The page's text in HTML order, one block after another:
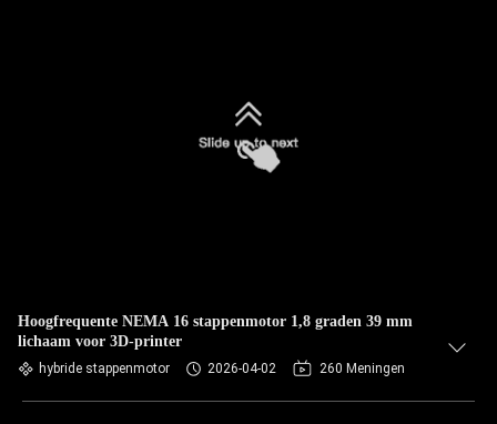
Hoogfrequente NEMA 16 stappenmotor 1,8 graden 39 mm
lichaam voor 3D-printer
hybride stappenmotor 2026-04-02 260 Meningen